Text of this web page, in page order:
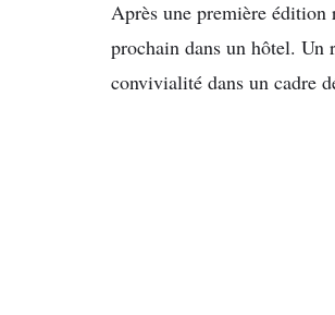
Après une première édition
prochain dans un hôtel. Un
convivialité dans un cadre